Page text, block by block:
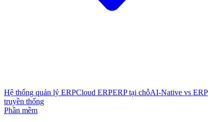
Hệ thống quản lý ERPCloud ERPERP tại chỗAI-Native vs ERP
truyền thống
Phần mềm